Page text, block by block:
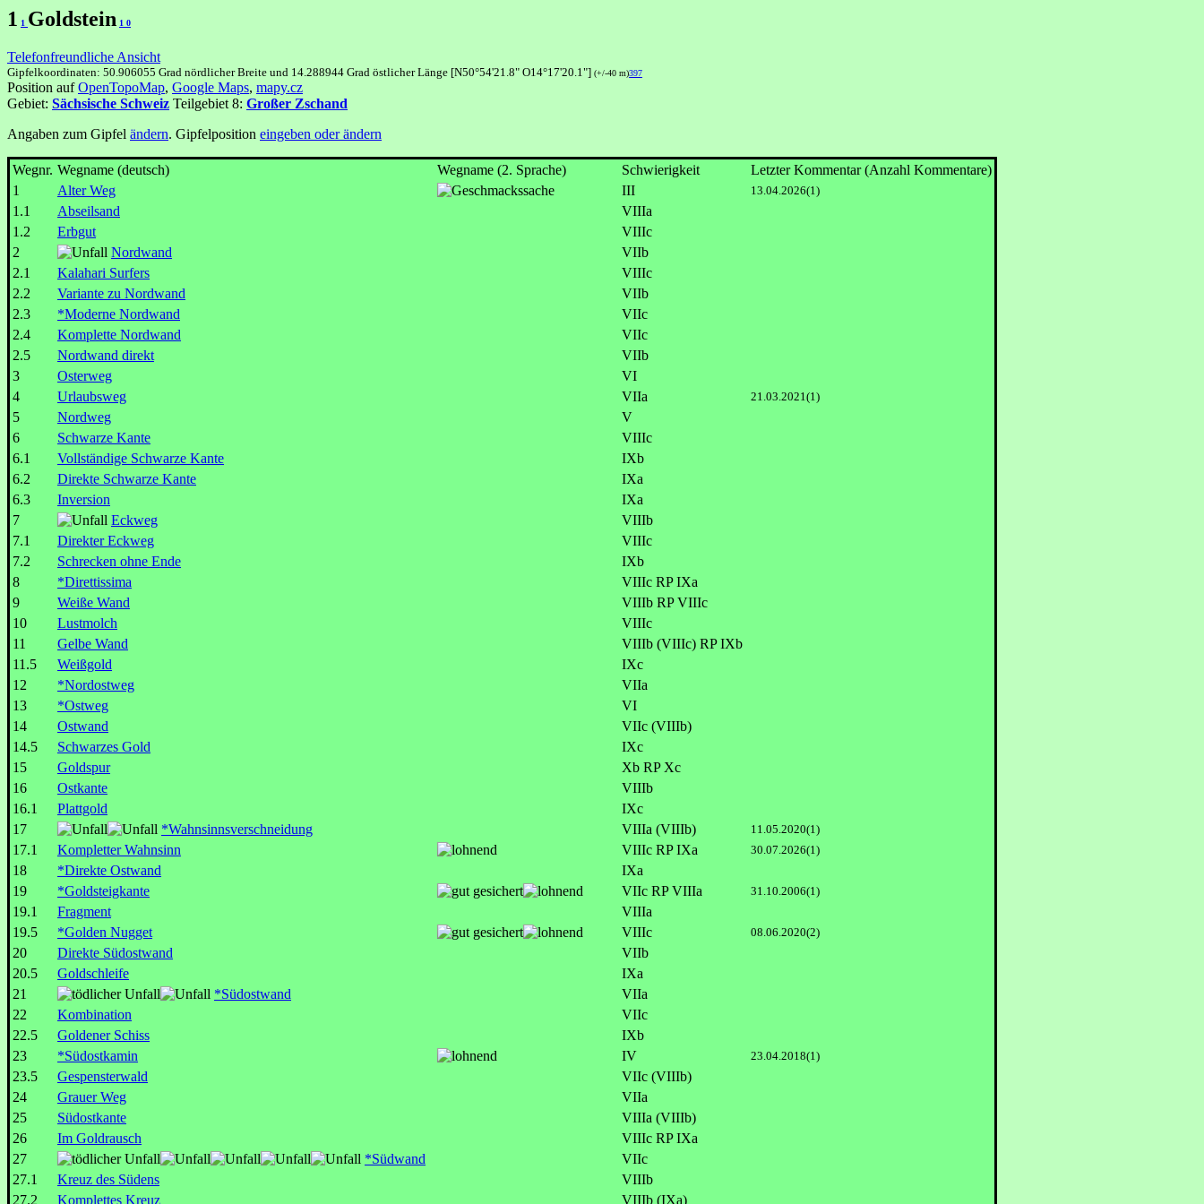
1 1 Goldstein 1 0
Telefonfreundliche Ansicht
Gipfelkoordinaten: 50.906055 Grad nördlicher Breite und 14.288944 Grad östlicher Länge [N50°54'21.8" O14°17'20.1"] (+/-40 m)397
Position aufOpenTopoMap, Google Maps, mapy.cz
Gebiet: Sächsische Schweiz Teilgebiet 8: Großer Zschand
Angaben zum Gipfel ändern. Gipfelposition eingeben oder ändern
Wegnr. Wegname (deutsch) Wegname (2. Sprache) Schwierigkeit
Letzter Kommentar (Anzahl Kommentare)
1
Alter Weg III 13.04.2026(1)
1.1 Abseilsand
VIIIa
1.2
Erbgut
VIIIc
2
Nordwand
VIIb
2.1
Kalahari Surfers
VIIIc
2.2
Variante zu Nordwand
VIIb
2.3
*Moderne Nordwand
VIIc
2.4
Komplette Nordwand
VIIc
2.5
Nordwand direkt
VIIb
3
Osterweg
VI
4
Urlaubsweg VIIa 21.03.2021(1)
5 Nordweg
V
6
Schwarze Kante
VIIIc
6.1
Vollständige Schwarze Kante
IXb
6.2
Direkte Schwarze Kante
IXa
6.3
Inversion
IXa
7
Eckweg
VIIIb
7.1
Direkter Eckweg
VIIIc
7.2
Schrecken ohne Ende
IXb
8
*Direttissima
VIIIc RP IXa
9
Weiße Wand
VIIIb RP VIIIc
10
Lustmolch
VIIIc
11
Gelbe Wand
VIIIb (VIIIc) RP IXb
11.5
Weißgold
IXc
12
*Nordostweg
VIIa
13
*Ostweg
VI
14
Ostwand
VIIc (VIIIb)
14.5
Schwarzes Gold
IXc
15
Goldspur
Xb RP Xc
16
Ostkante
VIIIb
16.1
Plattgold
IXc
17
*Wahnsinnsverschneidung VIIIa (VIIIb) 11.05.2020(1)
17.1 Kompletter Wahnsinn VIIIc RP IXa 30.07.2026(1)
18 *Direkte Ostwand
IXa
19
*Goldsteigkante VIIc RP VIIIa 31.10.2006(1)
19.1 Fragment
VIIIa
19.5
*Golden Nugget VIIIc 08.06.2020(2)
20 Direkte Südostwand
VIIb
20.5
Goldschleife
IXa
21
*Südostwand
VIIa
22
Kombination
VIIc
22.5
Goldener Schiss
IXb
23
*Südostkamin IV 23.04.2018(1)
23.5 Gespensterwald
VIIc (VIIIb)
24
Grauer Weg
VIIa
25
Südostkante
VIIIa (VIIIb)
26
Im Goldrausch
VIIIc RP IXa
27
*Südwand
VIIc
27.1
Kreuz des Südens
VIIIb
27.2
Komplettes Kreuz
VIIIb (IXa)